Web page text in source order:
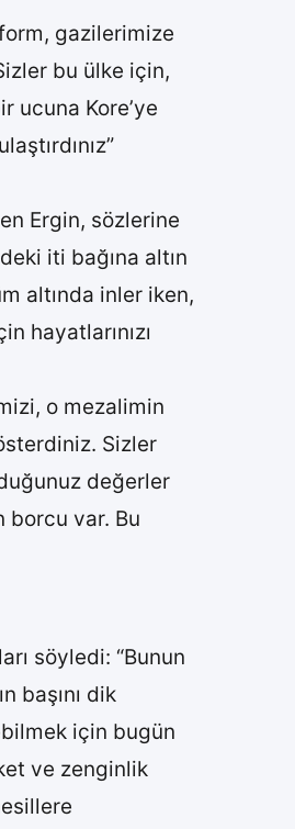
gazilerimize
bu ülke için,
ucuna Kore’ye
Ergin, sözlerine
iti bağına altın
altında inler iken,
hayatlarınızı
o mezalimin
Sizler
değerler
borcu var. Bu
söyledi: “Bunun
başını dik
için bugün
ve zenginlik